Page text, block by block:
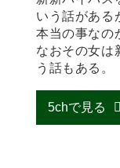
いう話がある
本当の事なの
なおその女は
う話もある。
5chで見る